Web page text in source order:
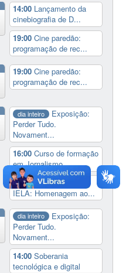
14:00 Lançamento da
cinebiografia de D...
19:00Cine paredão:
programação de rec...
19:00Cine paredão:
programação de rec...
dia inteiro
Exposição:
Perder Tudo.
Novament...
16:00Curso de formação
em Jornalismo ...
19:00 Aula Magna do
IELA: Homenagem ao...
dia inteiro
Exposição:
Perder Tudo.
Novament...
14:00Soberania
tecnológica e digital